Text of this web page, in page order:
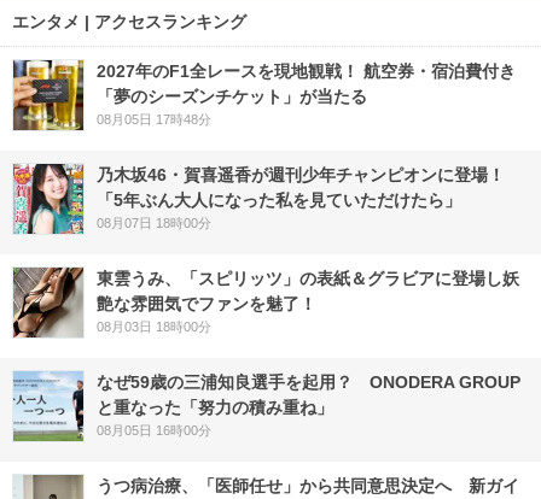
エンタメ | アクセスランキング
2027年のF1全レースを現地観戦！ 航空券・宿泊費付き
「夢のシーズンチケット」が当たる
08月05日 17時48分
乃木坂46・賀喜遥香が週刊少年チャンピオンに登場！
「5年ぶん大人になった私を見ていただけたら」
08月07日 18時00分
東雲うみ、「スピリッツ」の表紙＆グラビアに登場し妖
艶な雰囲気でファンを魅了！
08月03日 18時00分
なぜ59歳の三浦知良選手を起用？ ONODERA GROUP
と重なった「努力の積み重ね」
08月05日 16時00分
うつ病治療、「医師任せ」から共同意思決定へ 新ガイ